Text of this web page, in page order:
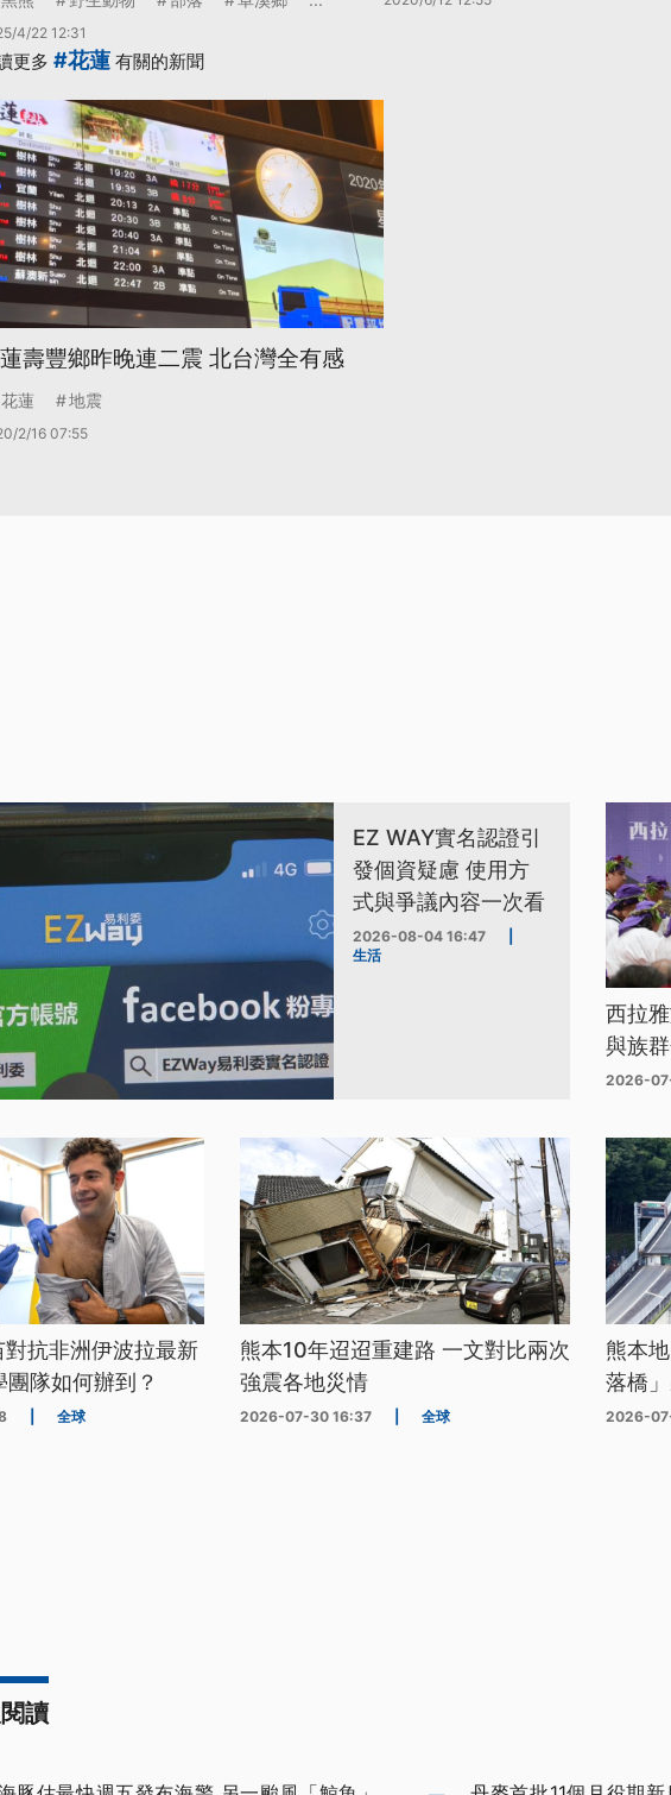
4/22 12:31
更多 #花蓮 有關的新聞
壽豐鄉昨晚連二震 北台灣全有感
花蓮 地震
2/16 07:55
EZ WAY實名認證引
發個資疑慮 使用方
式與爭議內容一次看
2026-08-04 16:47
生活
西拉
與族
2026-
抗非洲伊波拉最新
隊如何辦到？
全球
熊本10年迢迢重建路 一文對比兩次
強震各地災情
2026-07-30 16:37 全球
熊本
落橋
2026-
讀